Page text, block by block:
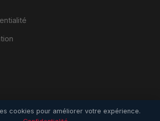
cookies pour améliorer votre expérience.